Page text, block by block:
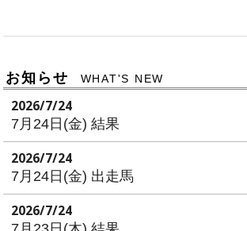
お知らせ WHAT'S NEW
2026/7/24
7月24日(金) 結果
2026/7/24
7月24日(金) 出走馬
2026/7/24